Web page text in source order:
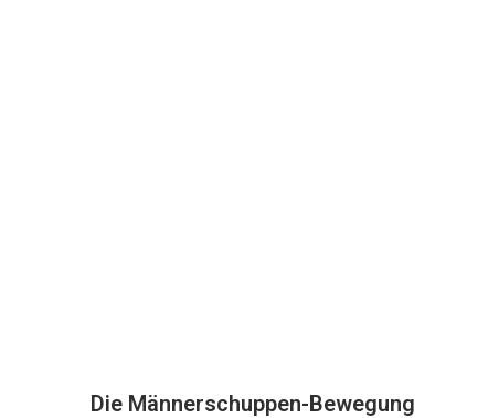
Die Männerschuppen-Bewegung